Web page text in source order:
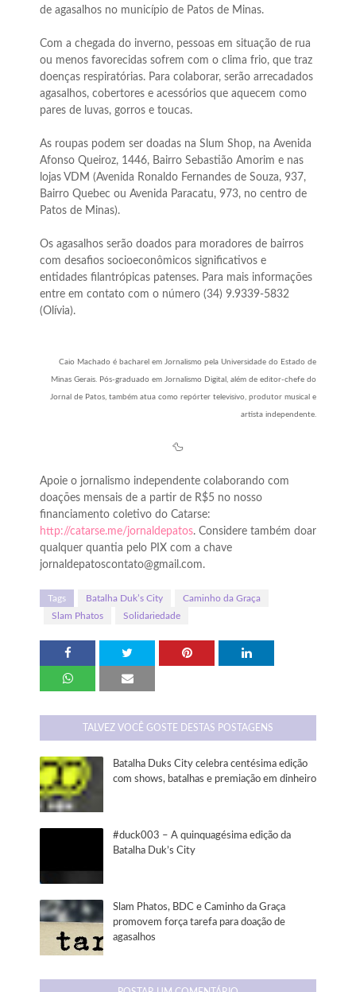
de agasalhos no município de Patos de Minas.
Com a chegada do inverno, pessoas em situação de rua
ou menos favorecidas sofrem com o clima frio, que traz
doenças respiratórias. Para colaborar, serão arrecadados
agasalhos, cobertores e acessórios que aquecem como
pares de luvas, gorros e toucas.
As roupas podem ser doadas na Slum Shop, na Avenida
Afonso Queiroz, 1446, Bairro Sebastião Amorim e nas
lojas VDM (Avenida Ronaldo Fernandes de Souza, 937,
Bairro Quebec ou Avenida Paracatu, 973, no centro de
Patos de Minas).
Os agasalhos serão doados para moradores de bairros
com desafios socioeconômicos significativos e
entidades filantrópicas patenses. Para mais informações
entre em contato com o número (34) 9.9339-5832
(Olívia).
Caio Machado é bacharel em Jornalismo pela Universidade do Estado de
Minas Gerais. Pós-graduado em Jornalismo Digital, além de editor-chefe do
Jornal de Patos, também atua como repórter televisivo, produtor musical e
artista independente.
🦆
Apoie o jornalismo independente colaborando com
doações mensais de a partir de R$5 no nosso
financiamento coletivo do Catarse:
http://catarse.me/jornaldepatos. Considere também doar
qualquer quantia pelo PIX com a chave
jornaldepatoscontato@gmail.com.
Tags Batalha Duk’s City
Caminho da Graça
Slam Phatos
Solidariedade
TALVEZ VOCÊ GOSTE DESTAS POSTAGENS
Batalha Duks City celebra centésima edição
com shows, batalhas e premiação em dinheiro
#duck003 – A quinquagésima edição da
Batalha Duk’s City
Slam Phatos, BDC e Caminho da Graça
promovem força tarefa para doação de
agasalhos